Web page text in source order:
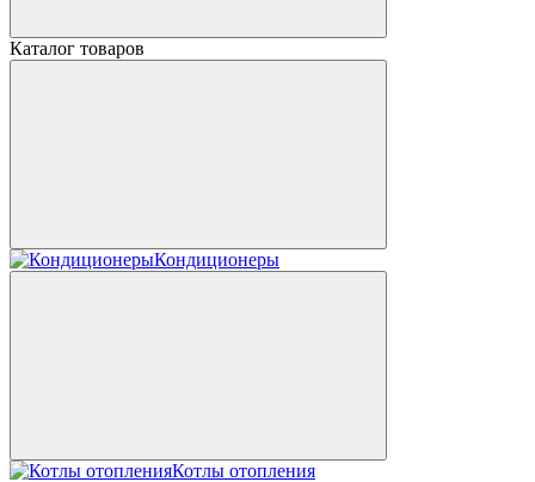
Каталог товаров
Кондиционеры
Котлы отопления